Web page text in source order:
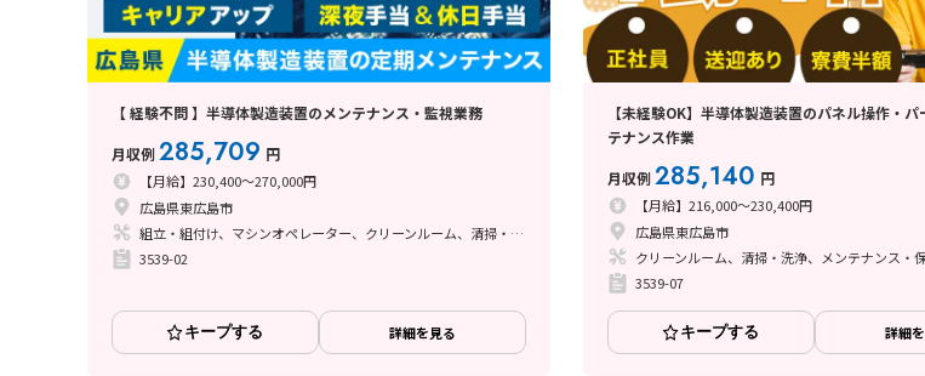
【 経験不問 】半導体製造装置のメンテナンス・監視業務
月収例285,709 円
【月給】230,400～270,000円
広島県東広島市
組立・組付け、マシンオペレーター、クリーンルーム、清掃・洗浄、メンテナンス・保全
3539-02
キープする 詳細を見る
【未経験OK】半導体製造装置のパネル操作・
テナンス作業
月収例285,140 円
【月給】216,000～230,400円
広島県東広島市
クリーンルーム、清掃・洗浄、メンテナンス・
3539-07
キープする 詳細